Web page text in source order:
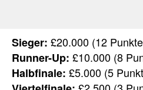
Sieger: £20.000 (12
Runner-Up: £10.000 (8
Halbfinale: £5.000 (5